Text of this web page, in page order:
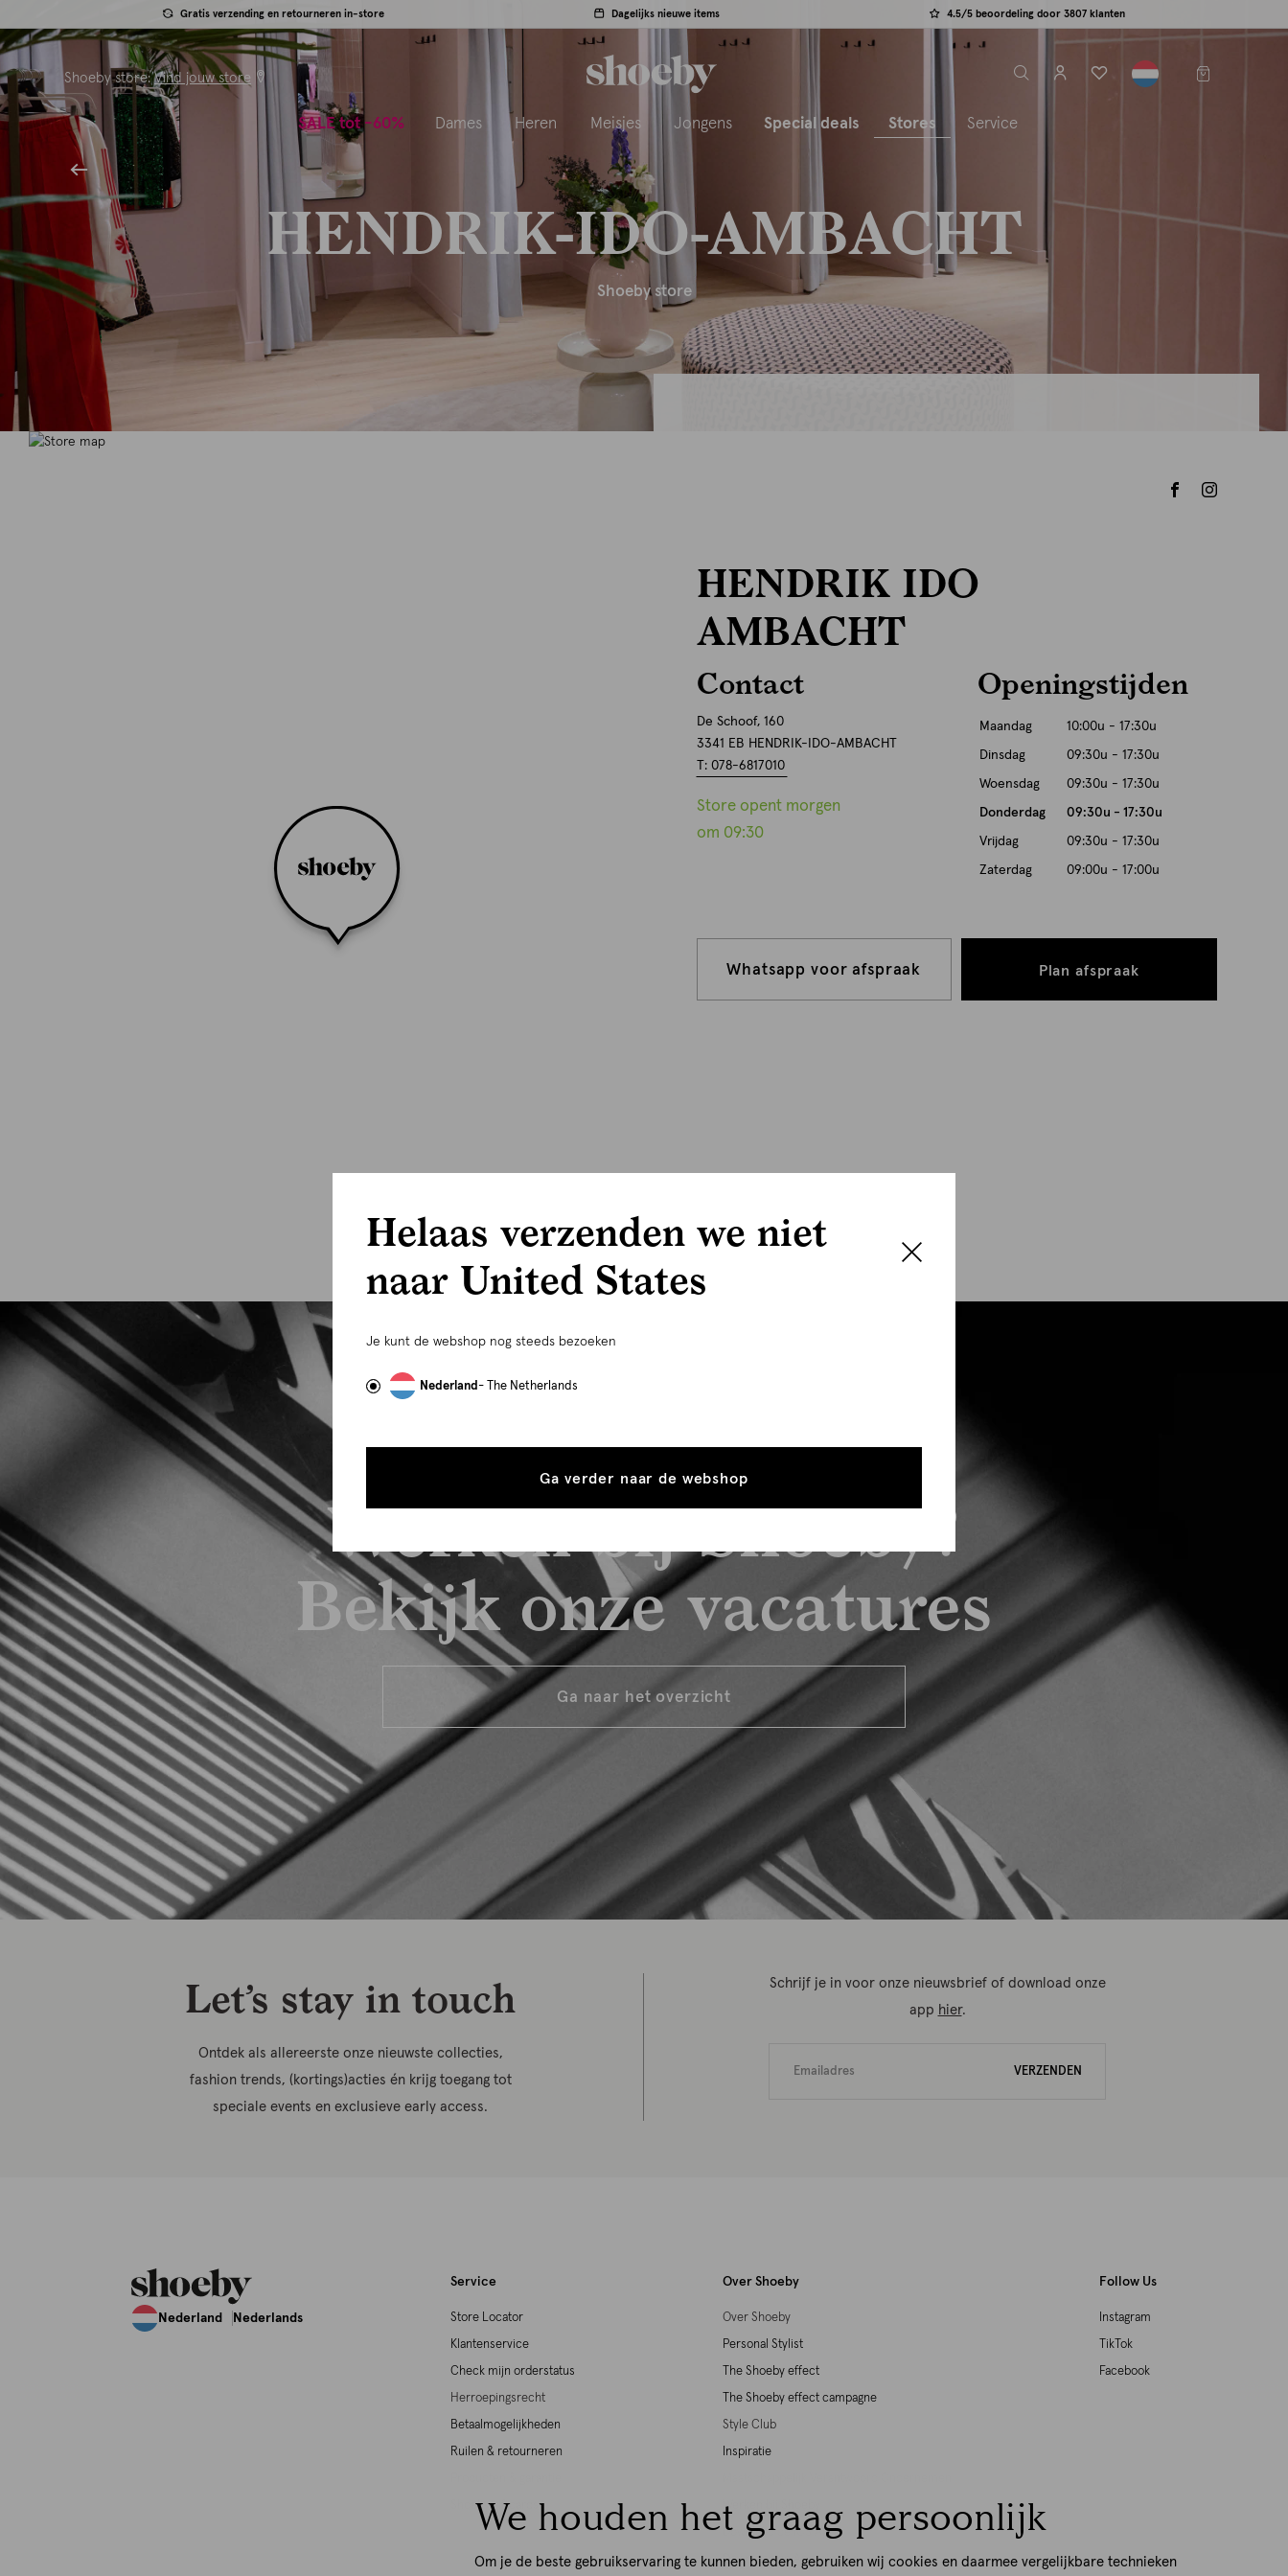
We houden het graag persoonlijk
Om je de beste gebruikservaring te kunnen bieden, gebruiken wij cookies en daarmee vergelijkbare technieken
Gratis verzending en retourneren in-store Dagelijks nieuwe items 4.5/5 beoordeling door 3807 klanten
Shoeby store:Vind jouw store
label.header.toggle
SALE tot -60% Dames Heren Meisjes Jongens Special deals Stores Service
HENDRIK-IDO-AMBACHT
Shoeby store
HENDRIK IDO
AMBACHT
Contact
De Schoof, 160
3341 EB HENDRIK-IDO-AMBACHT
T: 078-6817010
Store opent morgen
om 09:30
Whatsapp voor afspraak Plan afspraak
Openingstijden
Maandag 10:00u - 17:30u
Dinsdag 09:30u - 17:30u
Woensdag 09:30u - 17:30u
Donderdag 09:30u - 17:30u
Vrijdag 09:30u - 17:30u
Zaterdag 09:00u - 17:00u
Werken bij Shoeby?
Bekijk onze vacatures
Ga naar het overzicht
Let’s stay in touch
Ontdek als allereerste onze nieuwste collecties,
fashion trends, (kortings)acties én krijg toegang tot
speciale events en exclusieve early access.
Schrijf je in voor onze nieuwsbrief of download onze
app hier.
VERZENDEN
Nederland Nederlands
Service
Store Locator
Klantenservice
Check mijn orderstatus
Herroepingsrecht
Betaalmogelijkheden
Ruilen & retourneren
Shoeby giftcards
Over Shoeby
Over Shoeby
Personal Stylist
The Shoeby effect
The Shoeby effect campagne
Style Club
Inspiratie
Werken bij Shoeby
Download de iOS App
Download de Android App
Follow Us
Instagram
TikTok
Facebook
Helaas verzenden we niet
naar United States
Je kunt de webshop nog steeds bezoeken
Nederland- The Netherlands
Ga verder naar de webshop